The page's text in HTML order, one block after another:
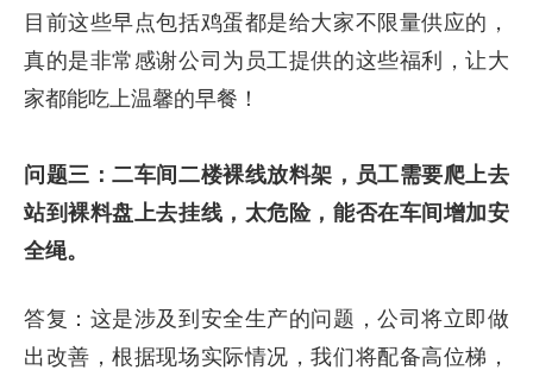
目前这些早点包括鸡蛋都是给大家不限量供应的，
真的是非常感谢公司为员工提供的这些福利，让大
家都能吃上温馨的早餐！
问题三：二车间二楼裸线放料架，员工需要爬上去
站到裸料盘上去挂线，太危险，能否在车间增加安
全绳。
答复：这是涉及到安全生产的问题，公司将立即做
出改善，根据现场实际情况，我们将配备高位梯，